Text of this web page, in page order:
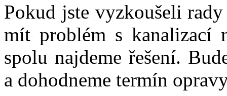
Pokud jste vyzkoušeli
mít problém s kanalizací
spolu najdeme řešení.
a dohodneme termín